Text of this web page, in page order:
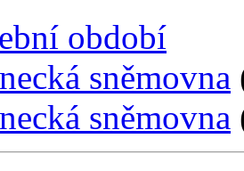
období
sněmovna
sněmovna